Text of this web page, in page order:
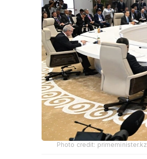
Photo credit: primeminister.kz